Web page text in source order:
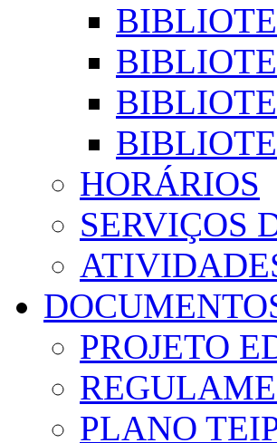
HORÁRIOS
SERVIÇOS
PROJETO
PLANO